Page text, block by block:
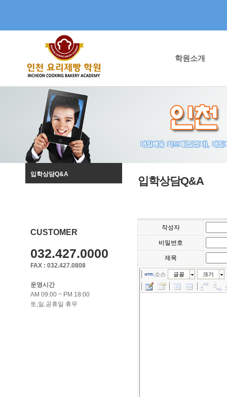
학원소개
입학상담Q&A
CUSTOMER
032.427.0000
FAX : 032.427.0808
운영시간
AM 09:00 ~ PM 18:00
토,일,공휴일 휴무
입학상담Q&A
작성자
비밀번호
제목
소스 글꼴 크기